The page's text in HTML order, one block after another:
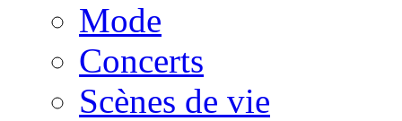
Mode
Concerts
Scènes de vie